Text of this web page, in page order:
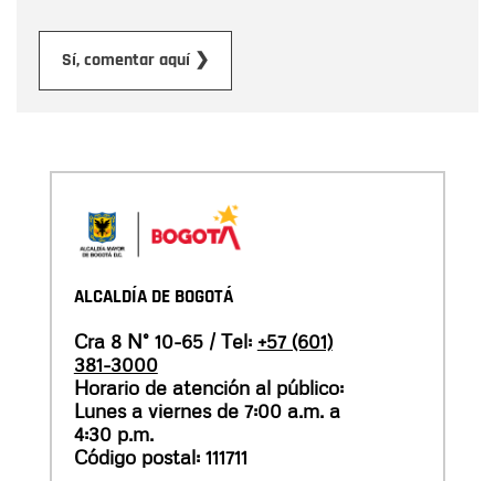
Sí, comentar aquí ❯
ALCALDÍA DE BOGOTÁ
Cra 8 N° 10-65 / Tel: +57 (601)
381-3000
Horario de atención al público:
Lunes a viernes de 7:00 a.m. a
4:30 p.m.
Código postal: 111711